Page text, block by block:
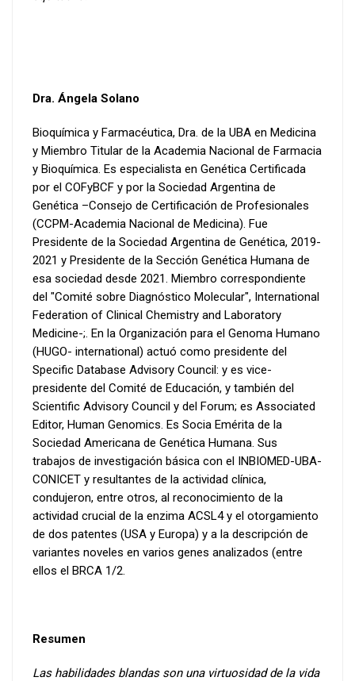
Dra. Ángela Solano
Bioquímica y Farmacéutica, Dra. de la UBA en Medicina
y Miembro Titular de la Academia Nacional de Farmacia
y Bioquímica. Es especialista en Genética Certificada
por el COFyBCF y por la Sociedad Argentina de
Genética –Consejo de Certificación de Profesionales
(CCPM-Academia Nacional de Medicina). Fue
Presidente de la Sociedad Argentina de Genética, 2019-
2021 y Presidente de la Sección Genética Humana de
esa sociedad desde 2021. Miembro correspondiente
del "Comité sobre Diagnóstico Molecular", International
Federation of Clinical Chemistry and Laboratory
Medicine-;. En la Organización para el Genoma Humano
(HUGO- international) actuó como presidente del
Specific Database Advisory Council: y es vice-
presidente del Comité de Educación, y también del
Scientific Advisory Council y del Forum; es Associated
Editor, Human Genomics. Es Socia Emérita de la
Sociedad Americana de Genética Humana. Sus
trabajos de investigación básica con el INBIOMED-UBA-
CONICET y resultantes de la actividad clínica,
condujeron, entre otros, al reconocimiento de la
actividad crucial de la enzima ACSL4 y el otorgamiento
de dos patentes (USA y Europa) y a la descripción de
variantes noveles en varios genes analizados (entre
ellos el BRCA 1/2.
Resumen
Las habilidades blandas son una virtuosidad de la vida